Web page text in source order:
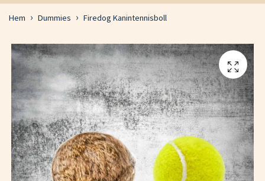
Hem Dummies Firedog Kanintennisboll